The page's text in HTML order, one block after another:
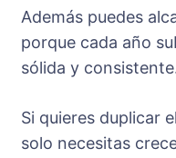
Además puedes
porque cada año
sólida y
Si quieres duplicar
solo necesitas